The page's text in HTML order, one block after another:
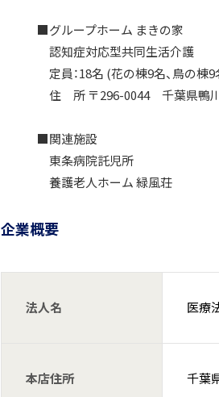
■グループホーム まきの家
認知症対応型共同生活介護
定員：18名 (花の棟9名、鳥の棟9
住 所 〒296-0044 千葉県鴨川
■関連施設
東条病院託児所
養護老人ホーム 緑風荘
企業概要
法人名 医療
本店住所 千葉